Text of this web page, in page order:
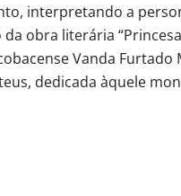
interpretando a
obra literária
Vanda Furtado
dedicada àquele